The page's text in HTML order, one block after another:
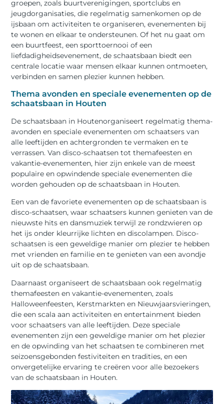
groepen, zoals buurtverenigingen, sportclubs en
jeugdorganisaties, die regelmatig samenkomen op de
ijsbaan om activiteiten te organiseren, evenementen bij
te wonen en elkaar te ondersteunen. Of het nu gaat om
een buurtfeest, een sporttoernooi of een
liefdadigheidsevenement, de schaatsbaan biedt een
centrale locatie waar mensen elkaar kunnen ontmoeten,
verbinden en samen plezier kunnen hebben.
Thema avonden en speciale evenementen op de
schaatsbaan in Houten
De schaatsbaan in Houtenorganiseert regelmatig thema-
avonden en speciale evenementen om schaatsers van
alle leeftijden en achtergronden te vermaken en te
verrassen. Van disco-schaatsen tot themafeesten en
vakantie-evenementen, hier zijn enkele van de meest
populaire en opwindende speciale evenementen die
worden gehouden op de schaatsbaan in Houten.
Een van de favoriete evenementen op de schaatsbaan is
disco-schaatsen, waar schaatsers kunnen genieten van de
nieuwste hits en dansmuziek terwijl ze rondzwieren op
het ijs onder kleurrijke lichten en discolampen. Disco-
schaatsen is een geweldige manier om plezier te hebben
met vrienden en familie en te genieten van een avondje
uit op de schaatsbaan.
Daarnaast organiseert de schaatsbaan ook regelmatig
themafeesten en vakantie-evenementen, zoals
Halloweenfeesten, Kerstmarkten en Nieuwjaarsvieringen,
die een scala aan activiteiten en entertainment bieden
voor schaatsers van alle leeftijden. Deze speciale
evenementen zijn een geweldige manier om het plezier
en de opwinding van het schaatsen te combineren met
seizoensgebonden festiviteiten en tradities, en een
onvergetelijke ervaring te creëren voor alle bezoekers
van de schaatsbaan in Houten.